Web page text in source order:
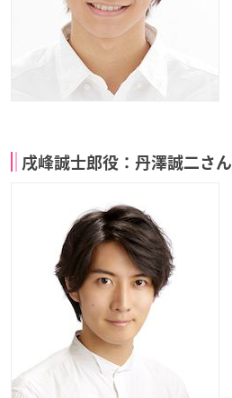
戌峰誠士郎役：丹澤誠二さん